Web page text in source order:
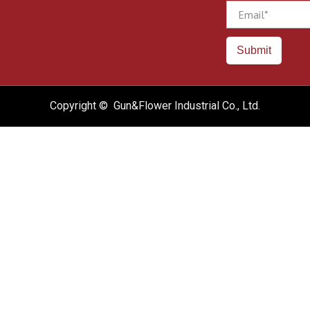
Submit
Copyright © Gun&Flower Industrial Co., Ltd.